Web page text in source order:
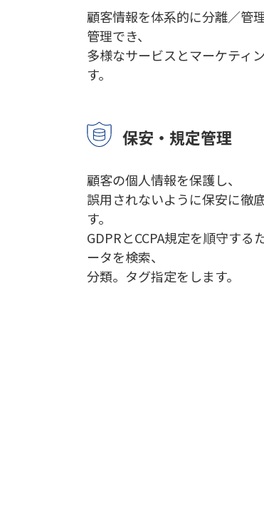
顧客情報を体系的に分離／管
管理でき、
多様なサービスとマーケティ
す。
保安・規定管理
顧客の個人情報を保護し、
誤用されないように保安に徹
す。
GDPRとCCPA規定を順守す
ータを検索、
分類。タグ指定をします。